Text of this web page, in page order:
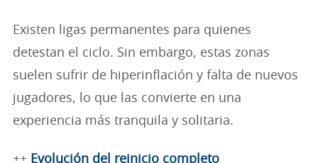
Existen ligas permanentes para quienes
detestan el ciclo. Sin embargo, estas zonas
suelen sufrir de hiperinflación y falta de nuevos
jugadores, lo que las convierte en una
experiencia más tranquila y solitaria.
++ Evolución del reinicio completo